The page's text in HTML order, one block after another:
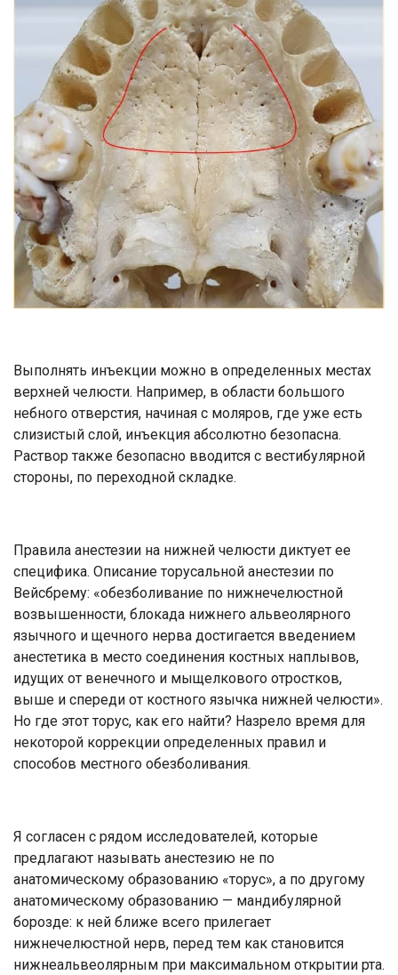
Выполнять инъекции можно в определенных местах
верхней челюсти. Например, в области большого
небного отверстия, начиная с моляров, где уже есть
слизистый слой, инъекция абсолютно безопасна.
Раствор также безопасно вводится с вестибулярной
стороны, по переходной складке.
Правила анестезии на нижней челюсти диктует ее
специфика. Описание торусальной анестезии по
Вейсбрему: «обезболивание по нижнечелюстной
возвышенности, блокада нижнего альвеолярного
язычного и щечного нерва достигается введением
анестетика в место соединения костных наплывов,
идущих от венечного и мыщелкового отростков,
выше и спереди от костного язычка нижней челюсти».
Но где этот торус, как его найти? Назрело время для
некоторой коррекции определенных правил и
способов местного обезболивания.
Я согласен с рядом исследователей, которые
предлагают называть анестезию не по
анатомическому образованию «торус», а по другому
анатомическому образованию — мандибулярной
борозде: к ней ближе всего прилегает
нижнечелюстной нерв, перед тем как становится
нижнеальвеолярным при максимальном открытии рта.